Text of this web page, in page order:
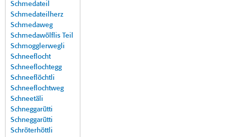
Schmedateil
Schmedateilherz
Schmedaweg
Schmedawölflis Teil
Schmogglerwegli
Schneeflocht
Schneeflochtegg
Schneeflöchtli
Schneeflochtweg
Schneetäli
Schneggarütti
Schneggarütti
Schröterhöttli